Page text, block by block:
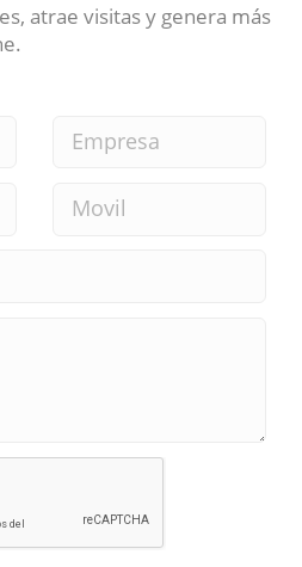
atrae visitas y genera más